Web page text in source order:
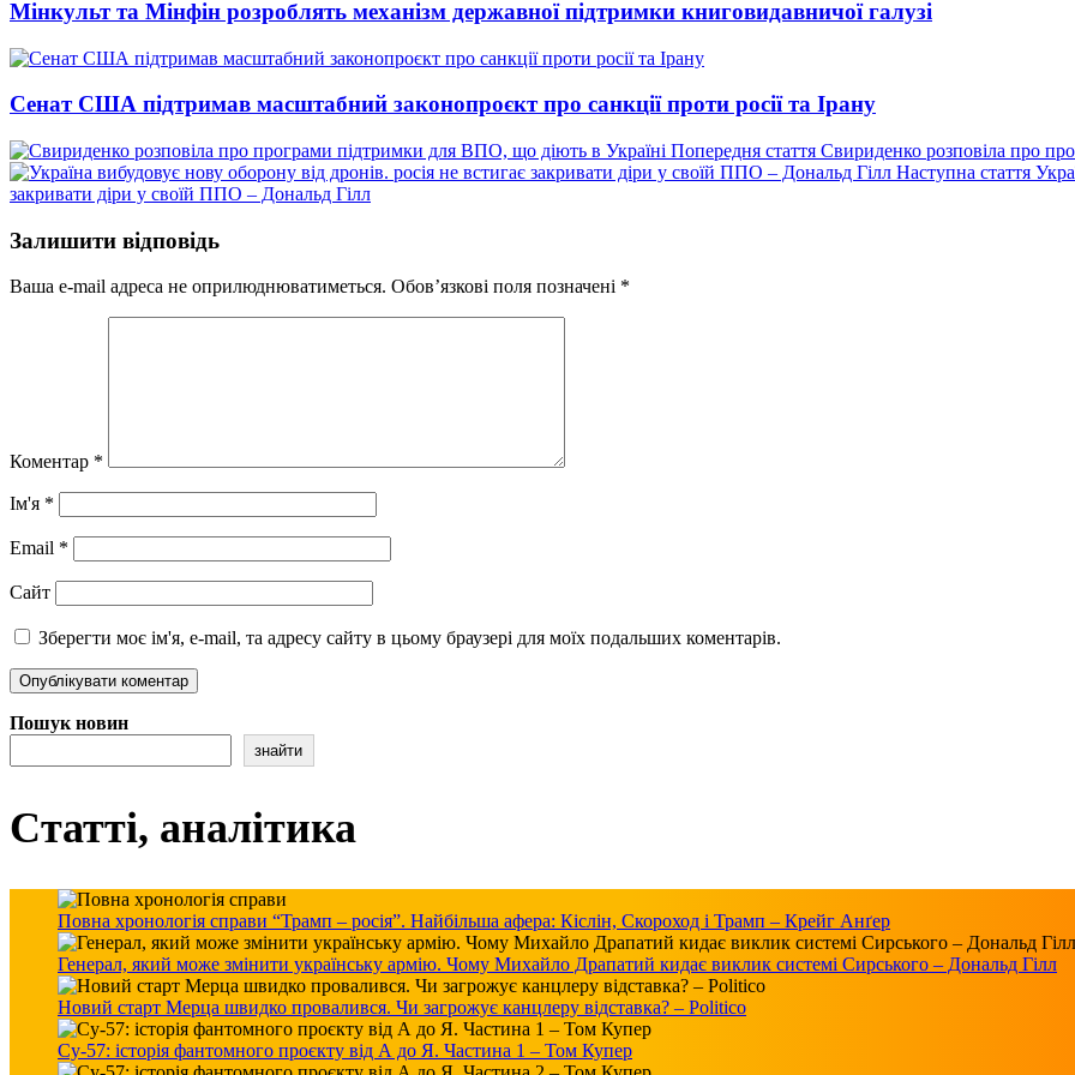
Мінкульт та Мінфін розроблять механізм державної підтримки книговидавничої галузі
Сенат США підтримав масштабний законопроєкт про санкції проти росії та Ірану
Попередня стаття Попередній
запис:
Свириденко розповіла про
Наступна стаття
закривати діри у своїй ППО – Дональд Гілл
Залишити відповідь
Ваша e-mail адреса не оприлюднюватиметься. Обов’язкові поля позначені *
Коментар *
Ім'я *
Email *
Сайт
Зберегти моє ім'я, e-mail, та адресу сайту в цьому браузері для моїх подальших коментарів.
Пошук новин
знайти
Статті, аналітика
Повна хронологія справи “Трамп – росія”. Найбільша афера: Кіслін, Скороход і Трамп – Крейг Анґер
Генерал, який може змінити українську армію. Чому Михайло Драпатий кидає виклик системі Сирського – Дональд Гілл
Новий старт Мерца швидко провалився. Чи загрожує канцлеру відставка? – Politico
Су-57: історія фантомного проєкту від А до Я. Частина 1 – Том Купер